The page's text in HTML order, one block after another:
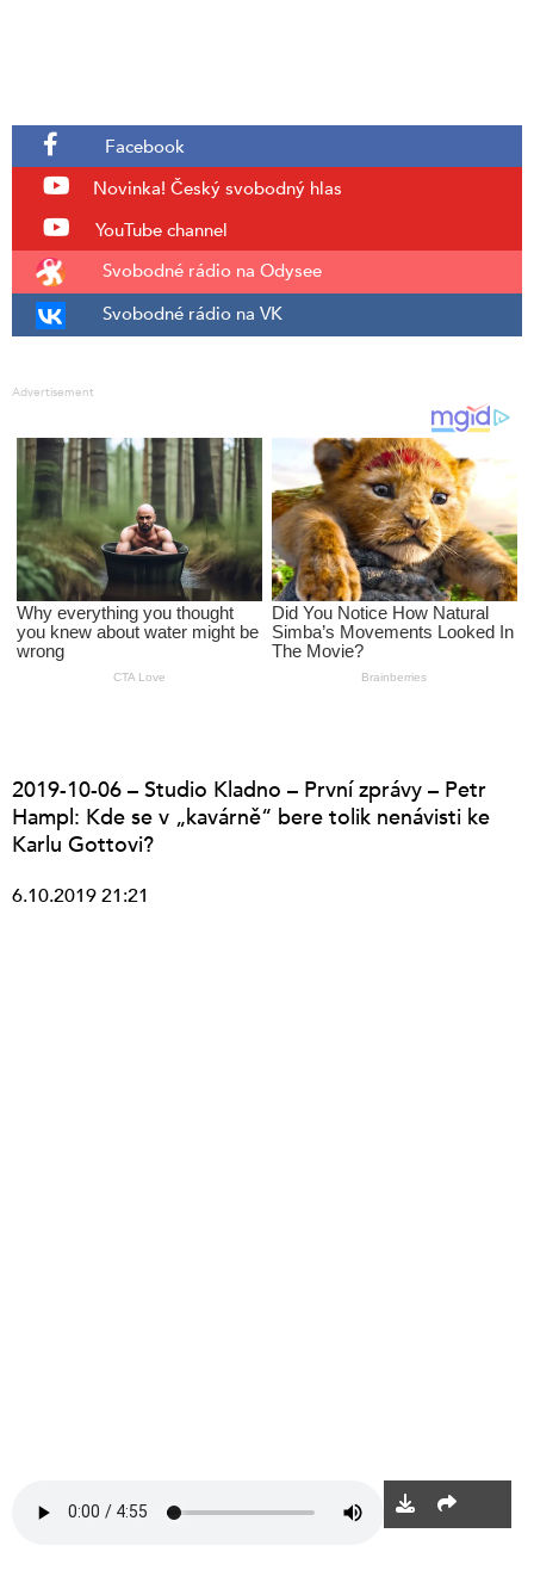
Facebook
Novinka! Český svobodný hlas
YouTube channel
Svobodné rádio na Odysee
Svobodné rádio na VK
Advertisement
2019-10-06 – Studio Kladno – První zprávy – Petr
Hampl: Kde se v „kavárně“ bere tolik nenávisti ke
Karlu Gottovi?
6.10.2019 21:21